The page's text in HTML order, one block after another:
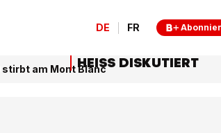
DE FR
am Mont BlancHEISS DISKUTIERT